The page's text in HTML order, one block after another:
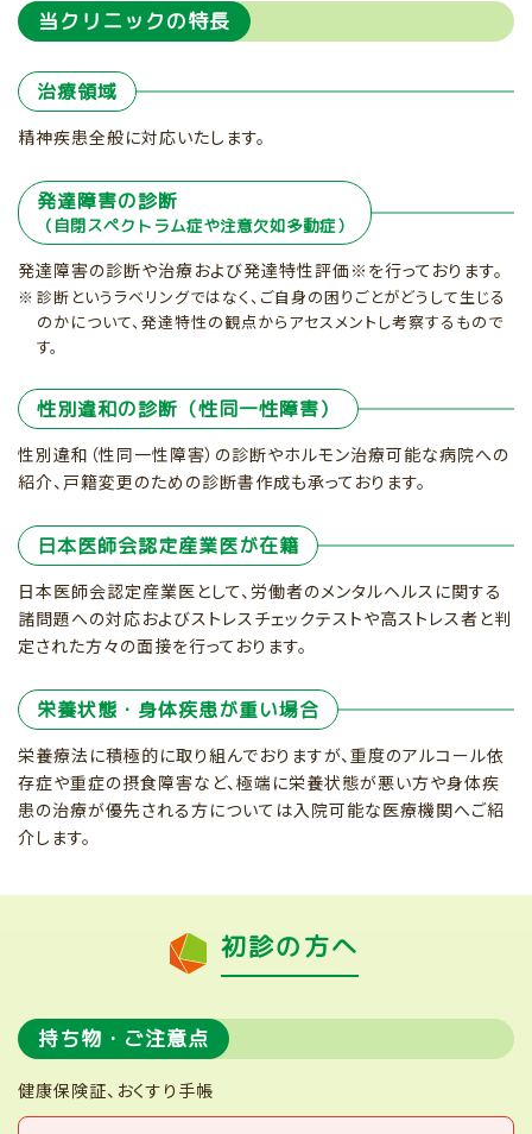
当クリニックの特長
治療領域
精神疾患全般に対応いたします。
発達障害の診断
（自閉スペクトラム症や注意欠如多動症）
発達障害の診断や治療および発達特性評価※を行っております。
診断というラベリングではなく、ご自身の困りごとがどうして生じる
のかについて、発達特性の観点からアセスメントし考察するもので
す。
性別違和の診断（性同一性障害）
性別違和（性同一性障害）の診断やホルモン治療可能な病院への
紹介、戸籍変更のための診断書作成も承っております。
日本医師会認定産業医が在籍
日本医師会認定産業医として、労働者のメンタルヘルスに関する
諸問題への対応およびストレスチェックテストや高ストレス者と判
定された方々の面接を行っております。
栄養状態・身体疾患が重い場合
栄養療法に積極的に取り組んでおりますが、重度のアルコール依
存症や重症の摂食障害など、極端に栄養状態が悪い方や身体疾
患の治療が優先される方については入院可能な医療機関へご紹
介します。
初診の方へ
持ち物・ご注意点
健康保険証、おくすり手帳